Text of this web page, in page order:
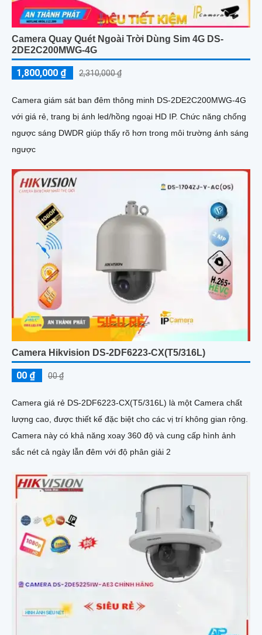
Camera Quay Quét Ngoài Trời Dùng Sim 4G DS-
2DE2C200MWG-4G
1,800,000 ₫ 2,310,000 ₫
Camera giám sát ban đêm thông minh DS-2DE2C200MWG-4G
với giá rẻ, trang bị ánh led/hồng ngoại HD IP. Chức năng chống
ngược sáng DWDR giúp thấy rõ hơn trong môi trường ánh sáng
ngược
Camera Hikvision DS-2DF6223-CX(T5/316L)
00 ₫ 00 ₫
Camera giá rẻ DS-2DF6223-CX(T5/316L) là một Camera chất
lượng cao, được thiết kế đặc biệt cho các vị trí không gian rộng.
Camera này có khả năng xoay 360 độ và cung cấp hình ảnh
sắc nét cả ngày lẫn đêm với độ phân giải 2